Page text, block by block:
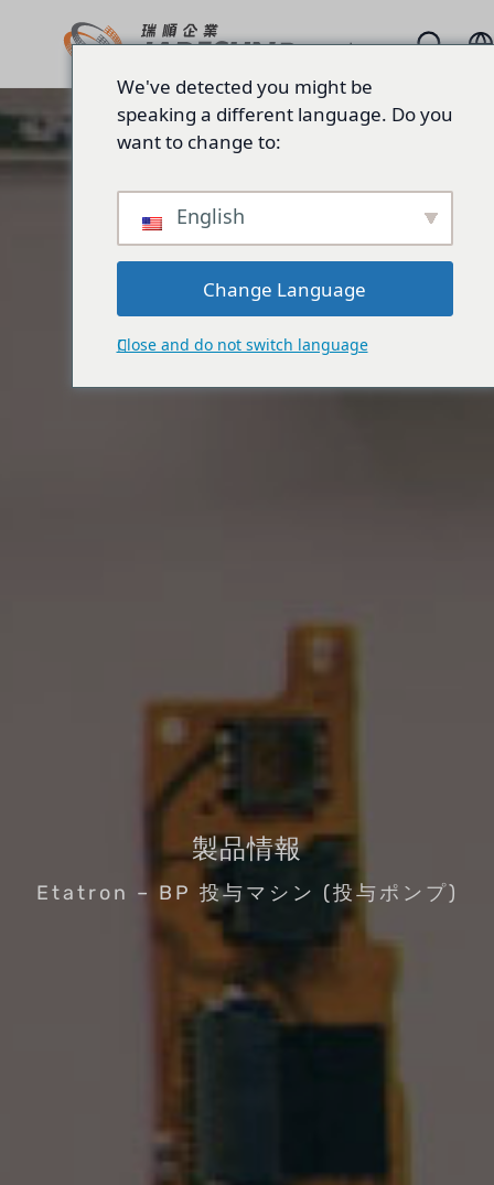
製品情報
Etatron – BP 投与マシン (投与ポンプ)
We've detected you might be
speaking a different language. Do you
want to change to:
English
Change Language
Close and do not switch language